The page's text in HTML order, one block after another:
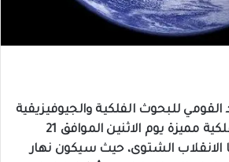
للبحوث الفلكية والجيوفيزيقية
عن حدوث 3 ظواهر فلكية مميزة يوم الاثنين الموافق 21
الانقلاب الشتوى، حيث سيكون نهار